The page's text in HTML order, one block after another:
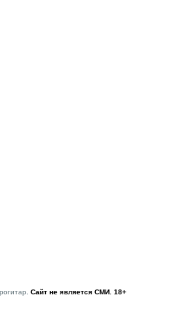
Сайт не является СМИ. 18+